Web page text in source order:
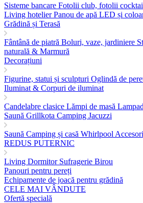
Sisteme bancare Fotolii club, fotolii
Living hotelierPanou de apă LED și
Grădină și Terasă
Fântână de piatră Boluri, vaze, jardiniere
naturală & Marmură
Decorațiuni
Figurine, statui și sculpturi Oglindă de
Iluminat & Corpuri de iluminat
Candelabre clasice Lămpi de masă
Saună Grillkota Camping Jacuzzi
Saună Camping și casă Whirlpool
REDUS PUTERNIC
Living Dormitor Sufragerie Birou
Panouri pentru pereți
Echipamente de joacă pentru grădină
CELE MAI VÂNDUTE
Ofertă specială